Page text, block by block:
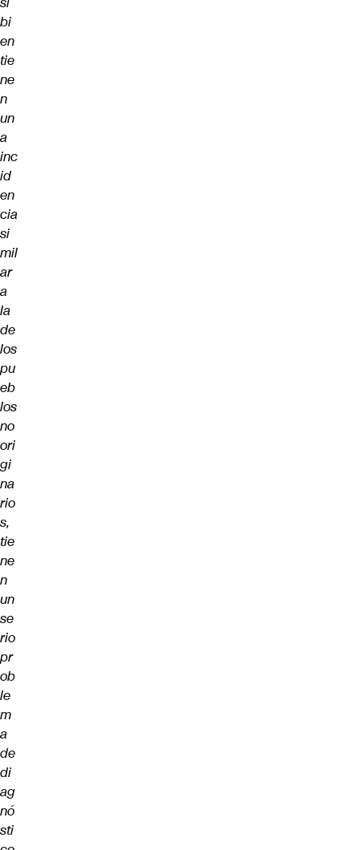
bi
en
tie
ne
n
un
a
inc
id
en
cia
si
mil
ar
a
la
de
los
pu
eb
los
no
ori
gi
na
rio
s,
tie
ne
n
un
se
rio
pr
ob
le
m
a
de
di
ag
nó
sti